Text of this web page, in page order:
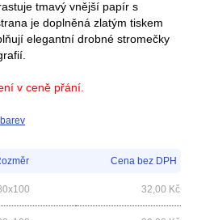
tmavý vnější papír s
je doplněná zlatým tiskem
elegantní drobné stromečky
v ceně přání.
Cena bez DPH
32,00 Kč